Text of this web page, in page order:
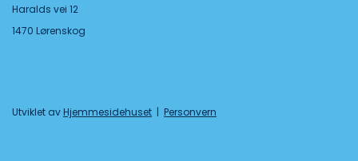
Haralds vei 12
1470 Lørenskog
Utviklet av Hjemmesidehuset | Personvern